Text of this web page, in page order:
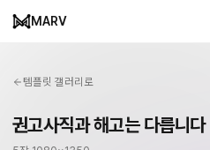
MARV
템플릿 갤러리로
권고사직과 해고는 다릅니다